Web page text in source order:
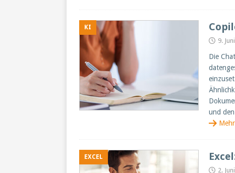
KI
9.
Die
und
EXCEL
2.